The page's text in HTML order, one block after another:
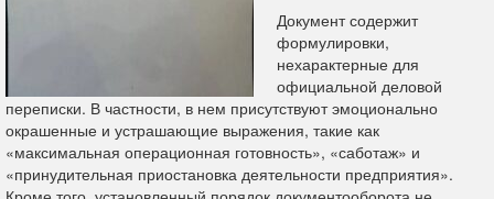
Документ содержит
формулировки,
нехарактерные для
официальной деловой
переписки. В частности, в нем присутствуют эмоционально
окрашенные и устрашающие выражения, такие как
«максимальная операционная готовность», «саботаж» и
«принудительная приостановка деятельности предприятия».